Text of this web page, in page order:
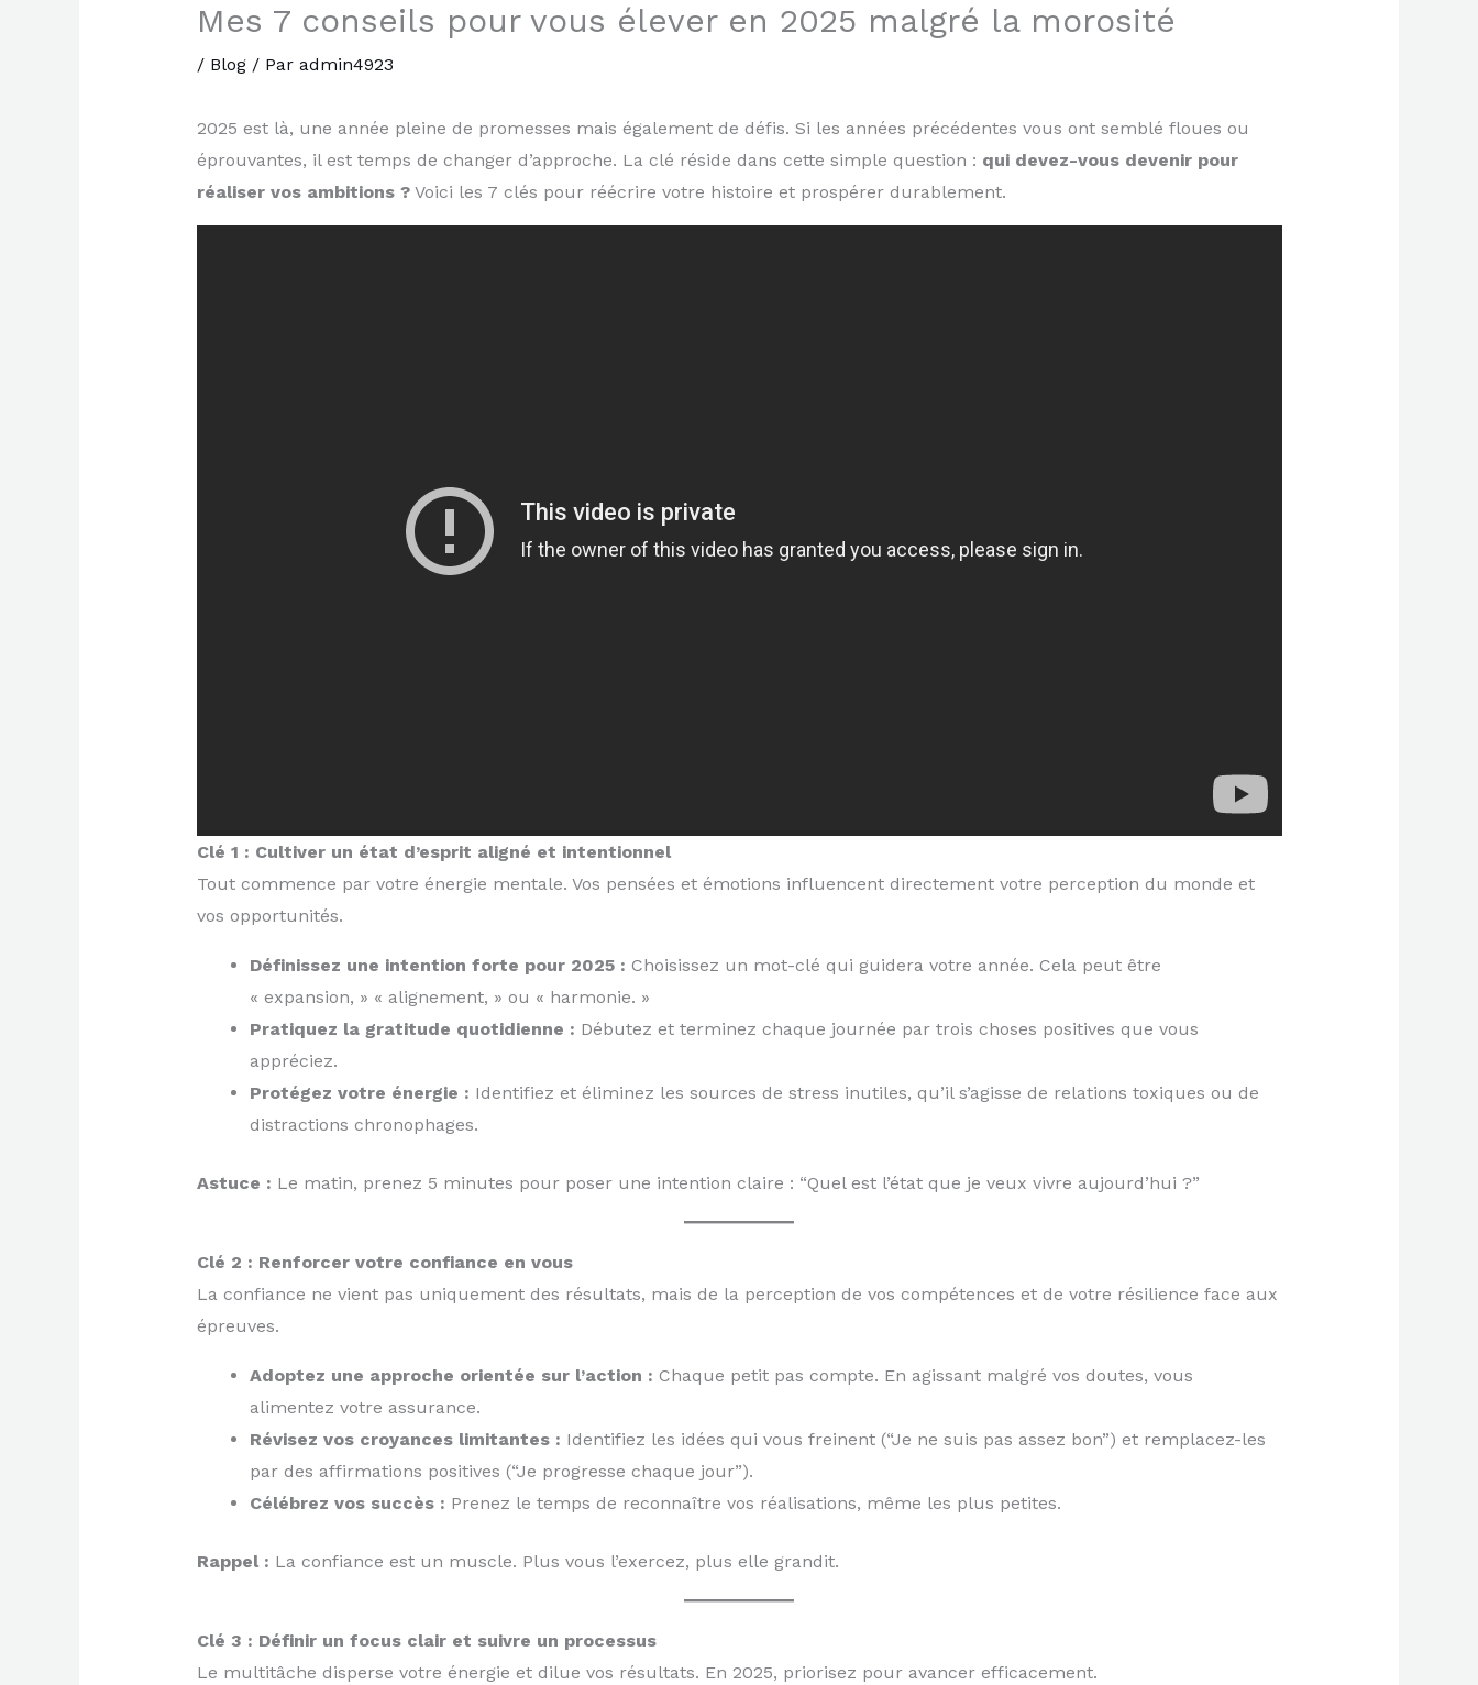
Mes 7 conseils pour vous élever en 2025 malgré la morosité
/ Blog/ Par admin4923
2025 est là, une année pleine de promesses mais également de défis. Si les années précédentes vous ont semblé floues ou
éprouvantes, il est temps de changer d’approche. La clé réside dans cette simple question : qui devez-vous devenir pour
réaliser vos ambitions ?Voici les 7 clés pour réécrire votre histoire et prospérer durablement.
Clé 1 : Cultiver un état d’esprit aligné et intentionnel
Tout commence par votre énergie mentale. Vos pensées et émotions influencent directement votre perception du monde et
vos opportunités.
Définissez une intention forte pour 2025 : Choisissez un mot-clé qui guidera votre année. Cela peut être
« expansion, » « alignement, » ou « harmonie. »
Pratiquez la gratitude quotidienne : Débutez et terminez chaque journée par trois choses positives que vous
appréciez.
Protégez votre énergie : Identifiez et éliminez les sources de stress inutiles, qu’il s’agisse de relations toxiques ou de
distractions chronophages.
Astuce : Le matin, prenez 5 minutes pour poser une intention claire : “Quel est l’état que je veux vivre aujourd’hui ?”
Clé 2 : Renforcer votre confiance en vous
La confiance ne vient pas uniquement des résultats, mais de la perception de vos compétences et de votre résilience face aux
épreuves.
Adoptez une approche orientée sur l’action : Chaque petit pas compte. En agissant malgré vos doutes, vous
alimentez votre assurance.
Révisez vos croyances limitantes : Identifiez les idées qui vous freinent (“Je ne suis pas assez bon”) et remplacez-les
par des affirmations positives (“Je progresse chaque jour”).
Célébrez vos succès : Prenez le temps de reconnaître vos réalisations, même les plus petites.
Rappel : La confiance est un muscle. Plus vous l’exercez, plus elle grandit.
Clé 3 : Définir un focus clair et suivre un processus
Le multitâche disperse votre énergie et dilue vos résultats. En 2025, priorisez pour avancer efficacement.